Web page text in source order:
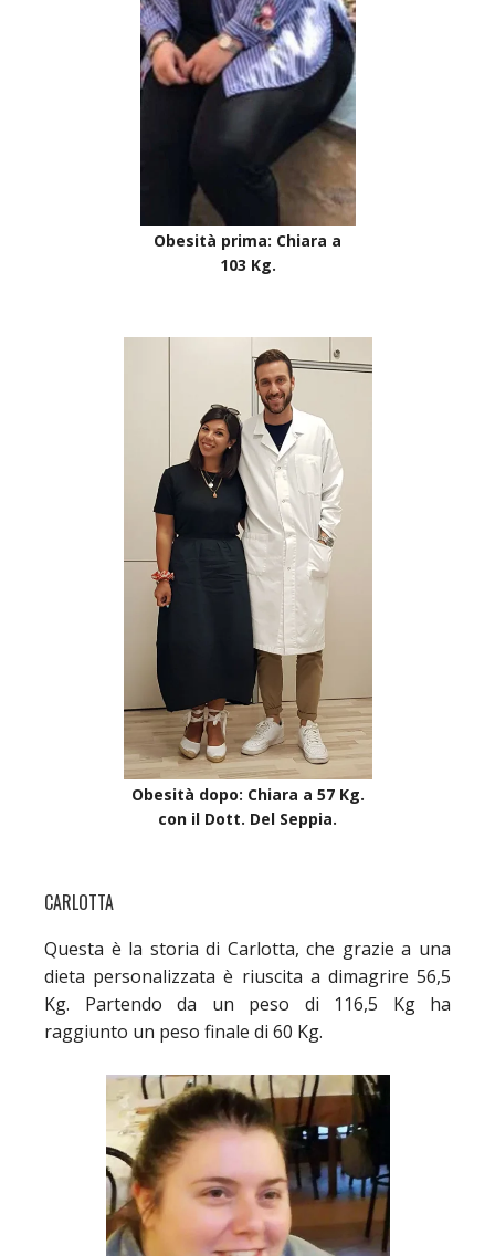
Obesità prima: Chiara a
103 Kg.
Obesità dopo: Chiara a 57 Kg.
con il Dott. Del Seppia.
CARLOTTA
Questa è la storia di Carlotta, che grazie a una
dieta personalizzata è riuscita a dimagrire 56,5
Kg. Partendo da un peso di 116,5 Kg ha
raggiunto un peso finale di 60 Kg.